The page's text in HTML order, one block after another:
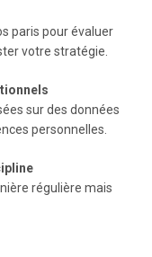
paris pour évaluer
votre stratégie.
sur des données
personnelles.
régulière mais